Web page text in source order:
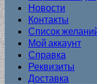
Новости
Контакты
Список
Мой аккаунт
Справка
Реквизиты
Доставка